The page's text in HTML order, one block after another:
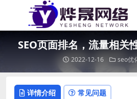
SEO页面排名，流量相关
2022-12-16 seo优
详情介绍 常见问题